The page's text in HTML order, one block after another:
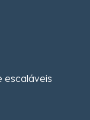
escaláveis